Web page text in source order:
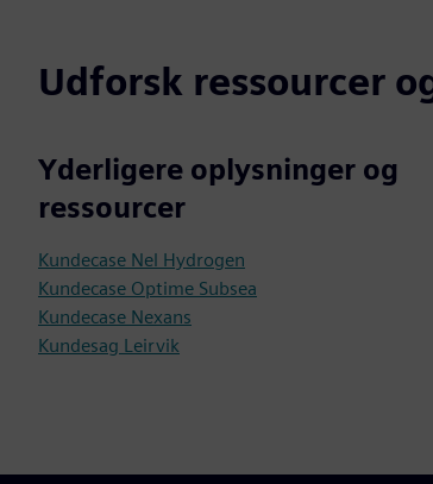
Udforsk ressourcer
Yderligere oplysninger og
ressourcer
Kundecase Nel Hydrogen
Kundecase Optime Subsea
Kundecase Nexans
Kundesag Leirvik